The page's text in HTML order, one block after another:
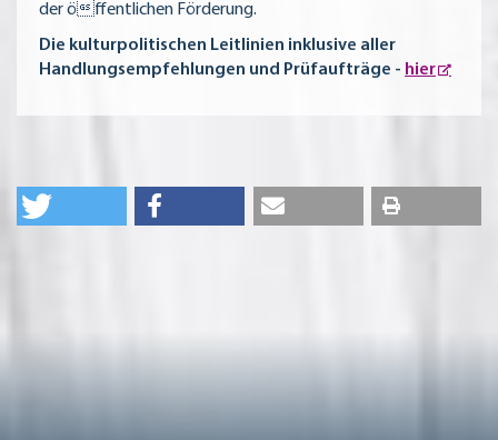
der öffentlichen Förderung.
Die kulturpolitischen Leitlinien inklusive aller
Handlungsempfehlungen und Prüfaufträge - hier